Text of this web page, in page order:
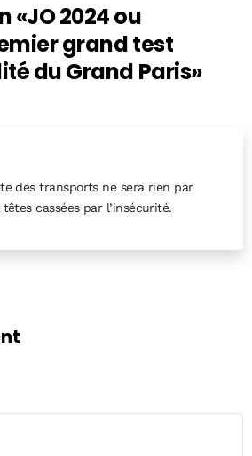
«JO 2024 ou
grand test
du Grand Paris»
des transports ne sera rien par
cassées par l’insécurité.